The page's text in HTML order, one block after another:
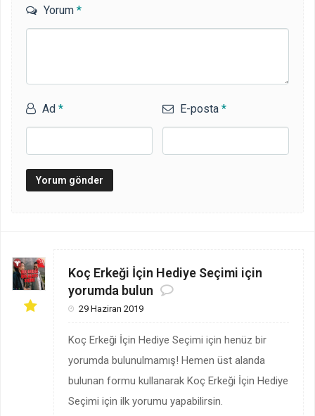
Yorum *
Ad * E-posta*
Koç Erkeği İçin Hediye Seçimi için
yorumda bulun
29 Haziran 2019
Koç Erkeği İçin Hediye Seçimi için henüz bir
yorumda bulunulmamış! Hemen üst alanda
bulunan formu kullanarak Koç Erkeği İçin Hediye
Seçimi için ilk yorumu yapabilirsin.